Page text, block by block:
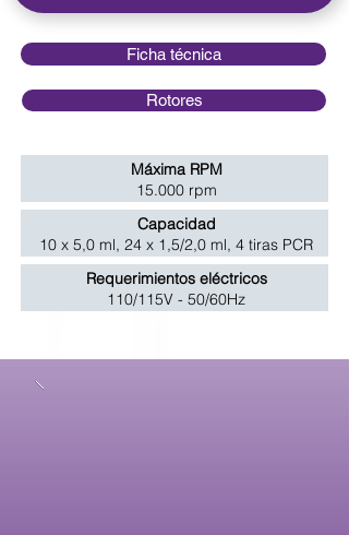
Ficha técnica
Rotores
Máxima RPM
15.000 rpm
Capacidad
10 x 5,0 ml, 24 x 1,5/2,0 ml, 4 tiras PCR
Requerimientos eléctricos
110/115V - 50/60Hz